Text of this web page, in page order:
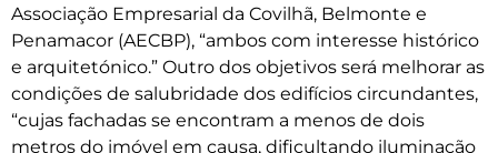
Associação Empresarial da Covilhã, Belmonte e
Penamacor (AECBP), “ambos com interesse histórico
e arquitetónico.” Outro dos objetivos será melhorar as
condições de salubridade dos edifícios circundantes,
“cujas fachadas se encontram a menos de dois
metros do imóvel em causa, dificultando iluminação